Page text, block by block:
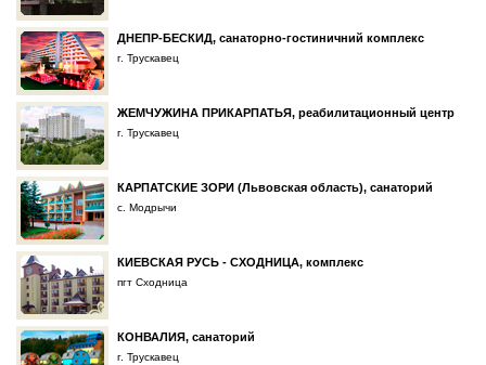
ДНЕПР-БЕСКИД, санаторно-гостиничний комплекс
г. Трускавец
ЖЕМЧУЖИНА ПРИКАРПАТЬЯ, реабилитационный центр
г. Трускавец
КАРПАТСКИЕ ЗОРИ (Львовская область), санаторий
с. Модрычи
КИЕВСКАЯ РУСЬ - СХОДНИЦА, комплекс
пгт Сходница
КОНВАЛИЯ, санаторий
г. Трускавец